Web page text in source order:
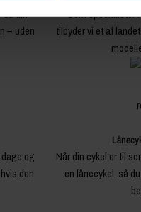
du din
– uden
Som specialister
tilbyder vi et af
og
den
Når din cykel er til
en lånecykel, så